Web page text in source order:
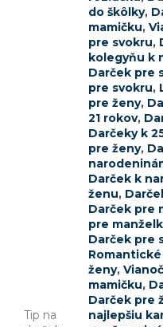
Tip na
do škôlky,
mamičku,
pre svokru,
kolegyňu k
Darček pre
pre svokru,
pre ženy,
21 rokov,
Darčeky k
pre ženy,
Darček k
ženu,
Darček pre
pre
Darček pre
ženy,
mamičku,
Darček pre
najlepšiu